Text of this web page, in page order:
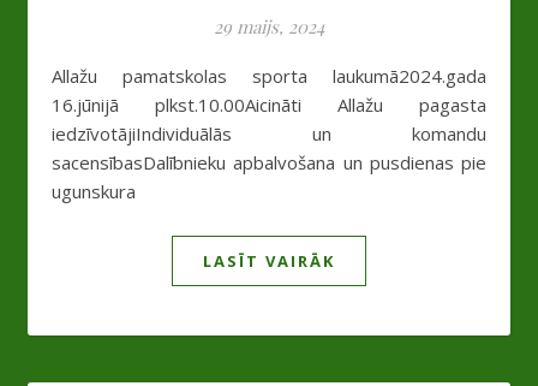
29 maijs, 2024
Allažu pamatskolas sporta laukumā2024.gada
16.jūnijā plkst.10.00Aicināti Allažu pagasta
iedzīvotājiIndividuālās un komandu
sacensībasDalībnieku apbalvošana un pusdienas pie
ugunskura
LASĪT VAIRĀK